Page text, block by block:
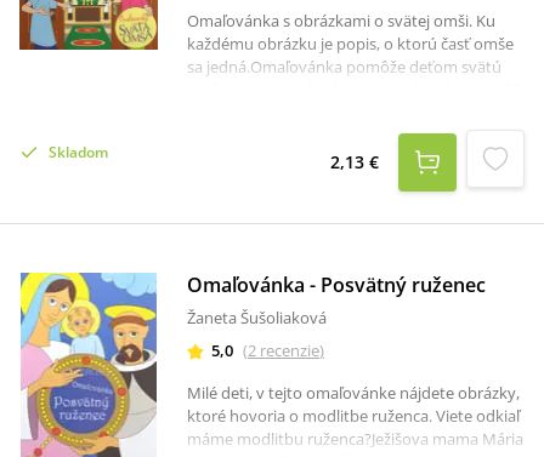
Omaľovánka s obrázkami o svätej omši. Ku
každému obrázku je popis, o ktorú časť omše
sa jedná.Omaľovánka pomôže deťom svätú
Skladom 2,13 €
Omaľovánka - Posvätný ruženec
Žaneta Šušoliaková
5,0 (2 recenzie)
Milé deti, v tejto omaľovánke nájdete obrázky,
ktoré hovoria o modlitbe ruženca. Viete odkiaľ
máme modlitbu ruženca?Ježišova mama Mária